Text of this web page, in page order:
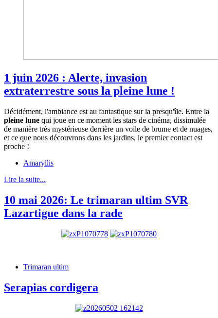
1 juin 2026 : Alerte, invasion
extraterrestre sous la pleine lune !
Décidément, l'ambiance est au fantastique sur la presqu'île. Entre la
pleine lune qui joue en ce moment les stars de cinéma, dissimulée
de manière très mystérieuse derrière un voile de brume et de nuages,
et ce que nous découvrons dans les jardins, le premier contact est
proche !
Amaryllis
Lire la suite...
10 mai 2026: Le trimaran ultim SVR
Lazartigue dans la rade
Trimaran ultim
Serapias cordigera